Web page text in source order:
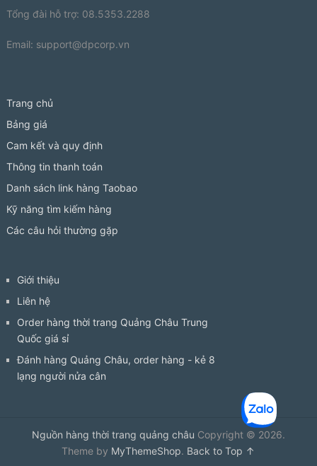
Tổng đài hỗ trợ: 08.5353.2288
Email: support@dpcorp.vn
Trang chủ
Bảng giá
Cam kết và quy định
Thông tin thanh toán
Danh sách link hàng Taobao
Kỹ năng tìm kiếm hàng
Các câu hỏi thường gặp
Giới thiệu
Liên hệ
Order hàng thời trang Quảng Châu Trung
Quốc giá sỉ
Đánh hàng Quảng Châu, order hàng - kẻ 8
lạng người nửa cân
Nguồn hàng thời trang quảng châu Copyright © 2026.
Theme by MyThemeShop. Back to Top ↑